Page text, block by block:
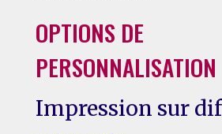
OPTIONS DE
PERSONNALISATION
Impression sur